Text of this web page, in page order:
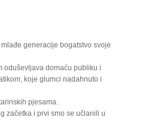
generacije bogatstvo svoje
oduševljava domaću publiku i
koje glumci nadahnuto i
pjesama.
začetka i prvi smo se učlanili u